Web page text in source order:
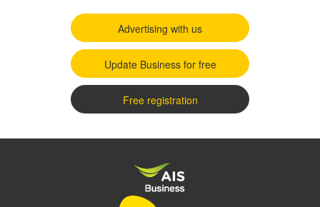
Advertising with us
Update Business for free
Free registration